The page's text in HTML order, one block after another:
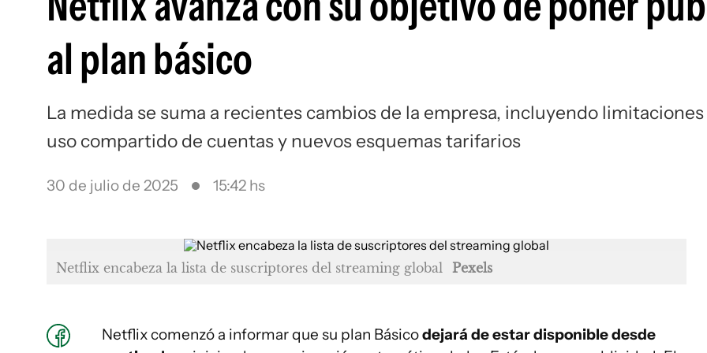
al plan básico
La medida se suma a recientes cambios de la empresa, incluyendo limitaciones
uso compartido de cuentas y nuevos esquemas tarifarios
30 de julio de 2025 15:42 hs
Netflix encabeza la lista de suscriptores del streaming global Pexels
Netflix comenzó a informar que su plan Básicodejará de estar disponible desde